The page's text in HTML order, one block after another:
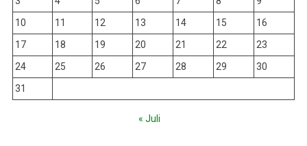
10
11 12 13 14 15
16
17
18 19 20 21 22
23
24
25 26 27 28 29
30
31
« Juli